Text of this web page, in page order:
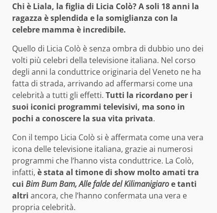
Chi è Liala, la figlia di Licia Colò? A soli 18 anni la
ragazza è splendida e la somiglianza con la
celebre mamma è incredibile.
Quello di Licia Colò è senza ombra di dubbio uno dei
volti più celebri della televisione italiana. Nel corso
degli anni la conduttrice originaria del Veneto ne ha
fatta di strada, arrivando ad affermarsi come una
celebrità a tutti gli effetti. Tutti la ricordano per i
suoi iconici programmi televisivi, ma sono in
pochi a conoscere la sua vita privata.
Con il tempo Licia Colò si è affermata come una vera
icona delle televisione italiana, grazie ai numerosi
programmi che l’hanno vista conduttrice. La Colò,
infatti, è stata al timone di show molto amati tra
cui Bim Bum Bam, Alle falde del Kilimanigiaroe tanti
altri ancora, che l’hanno confermata una vera e
propria celebrità.